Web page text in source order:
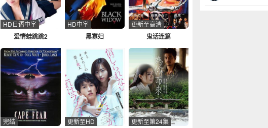
爱情蛙跳跳2
HD日语中字
黑寡妇
HD中字
鬼话连篇
更新至高清
完结 更新至HD 更新至第24集